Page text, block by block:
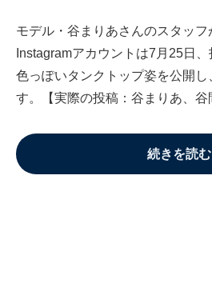
モデル・谷まりあさんのスタッ
Instagramアカウントは7月25日
色っぽいタンクトップ姿を公開し
す。【実際の投稿：谷まりあ、谷
続きを読む